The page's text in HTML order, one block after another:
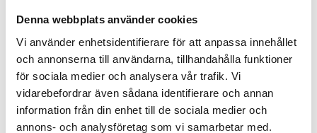
Denna webbplats använder cookies
Vi använder enhetsidentifierare för att anpassa innehållet
och annonserna till användarna, tillhandahålla funktioner
för sociala medier och analysera vår trafik. Vi
vidarebefordrar även sådana identifierare och annan
information från din enhet till de sociala medier och
annons- och analysföretag som vi samarbetar med.
Extract, Olea Europaea (Olive) Leaf Extract, Opuntia Tuna
Sodium Citrate, Propylene Glycol, Hexylene Glycol, Butylene Glycol,
Polyquaternium-51, Triacetin, Pentylene Glycol, Caprylyl Glycol,
Sodium Benzoate, Potassium Sorbate, Disodium EDTA, Potassium
Benzoate, Phenoxyethanol.